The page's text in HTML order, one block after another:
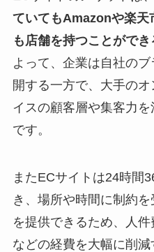
ていてもAmazonや楽天
も店舗を持つことができ
よって、企業は自社の
開する一方で、大手の
イスの顧客層や集客力
です。
またECサイトは24時間
き、場所や時間に制約
を提供できるため、人
などの経費を大幅に削減